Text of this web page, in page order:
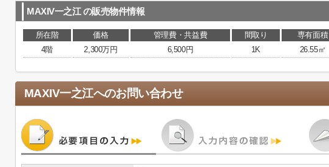
MAXIV一之江 の販売物件情報
所在階 価格 管理費・共益費 間取り 専有面積
4階
2,300万円 6,500円 1K 26.55㎡
MAXIV一之江へのお問い合わせ